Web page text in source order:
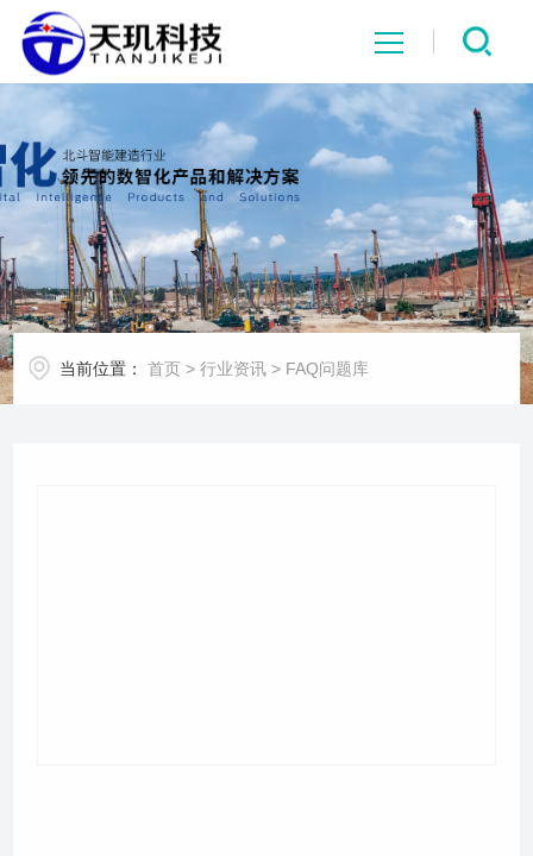
网站首页
系统中心
解决方案
项目案例
当前位置： 首页 >行业资讯 > FAQ问题库